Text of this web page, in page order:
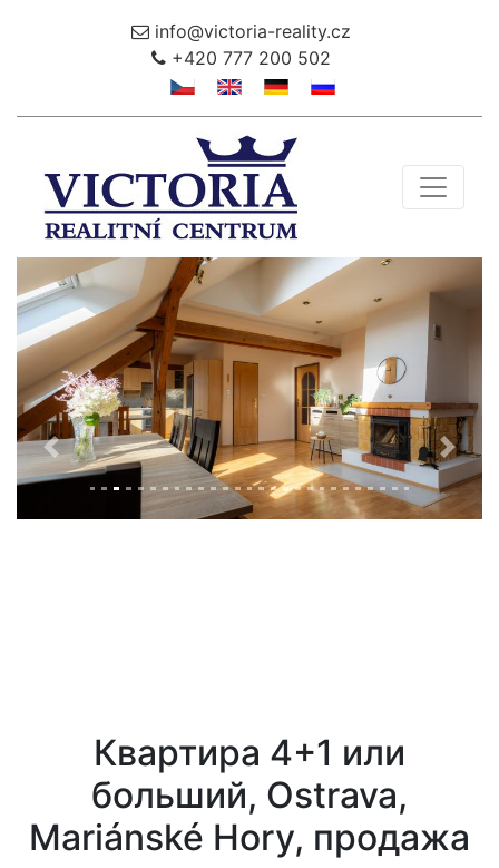
info@victoria-reality.cz
+420 777 200 502
Toggle
Předchozí Další
квартира 4+1 или
больший, Ostrava,
Mariánské Hory, продажа